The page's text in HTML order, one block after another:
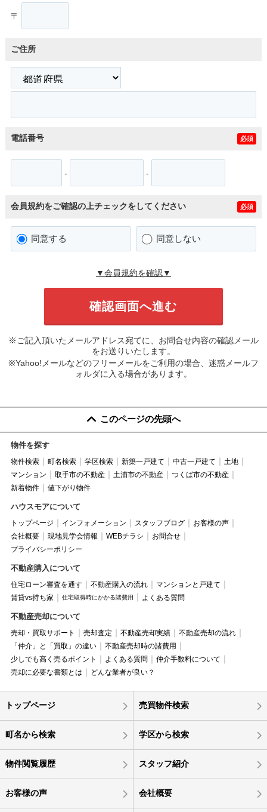
〒
ご住所
電話番号 必須
- -
会員規約をご確認の上チェックをしてください 必須
同意する 同意しない
▼会員規約を確認▼
※ご記入頂いたメールアドレス宛てに、お問合せ内容の確認メール
をお送りいたします。
※Yahoo!メールなどのフリーメールをご利用の場合、迷惑メールフ
ォルダに入る場合があります。
このページの先頭へ
物件を探す
物件検索 町名検索 学区検索 新築一戸建て 中古一戸建て
土地
マンション
取手市の不動産 土浦市の不動産
つくば市の不動産
新着物件
値下がり物件
ハウスモアについて
トップページ インフォメーション スタッフブログ
お客様の声
会社概要
現地見学会情報 WEBチラシ
お問合せ
プライバシーポリシー
不動産購入について
住宅ローン審査を通す 不動産購入の流れ
マンションと戸建て
賃貸vs持ち家
住宅取得時にかかる諸費用 よくある質問
不動産売却について
売却・買取サポート 売却査定 不動産売却実績
不動産売却の流れ
「仲介」と「買取」の違い
不動産売却時の諸費用
少しでも高く売るポイント
よくある質問
仲介手数料について
売却に必要な書類とは
どんな業者が良い？
トップページ 売買物件検索
町名から検索 学区から検索
物件閲覧履歴 スタッフ紹介
お客様の声 会社概要